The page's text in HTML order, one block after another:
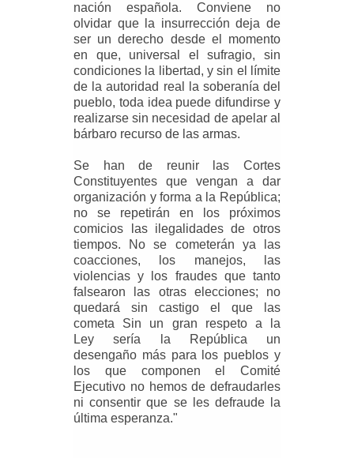
nación española. Conviene no
olvidar que la insurrección deja de
ser un derecho desde el momento
en que, universal el sufragio, sin
condiciones la libertad, y sin el límite
de la autoridad real la soberanía del
pueblo, toda idea puede difundirse y
realizarse sin necesidad de apelar al
bárbaro recurso de las armas.
Se han de reunir las Cortes
Constituyentes que vengan a dar
organización y forma a la República;
no se repetirán en los próximos
comicios las ilegalidades de otros
tiempos. No se cometerán ya las
coacciones, los manejos, las
violencias y los fraudes que tanto
falsearon las otras elecciones; no
quedará sin castigo el que las
cometa Sin un gran respeto a la
Ley sería la República un
desengaño más para los pueblos y
los que componen el Comité
Ejecutivo no hemos de defraudarles
ni consentir que se les defraude la
última esperanza."